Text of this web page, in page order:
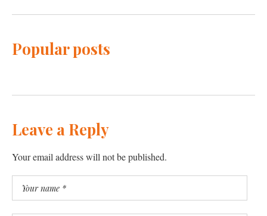
Popular posts
Leave a Reply
Your email address will not be published.